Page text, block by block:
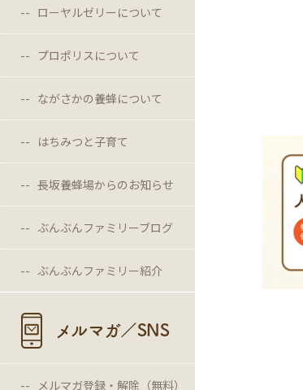
ローヤルゼリーについて
プロポリスについて
ながさかの養蜂について
はちみつと子育て
長坂養蜂場からのお知らせ
ぶんぶんファミリーブログ
ぶんぶんファミリー紹介
メルマガ／SNS
メルマガ登録・解除（無料）